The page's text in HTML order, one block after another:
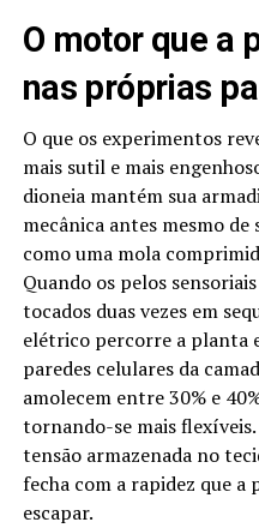
O motor que a
nas próprias
O que os experimentos
mais sutil e mais
dioneia mantém sua
mecânica antes mesmo
como uma mola
Quando os pelos
tocados duas vezes em
elétrico percorre a planta
paredes celulares da
amolecem entre 30% e
tornando-se mais
tensão armazenada no
fecha com a rapidez que a
escapar.